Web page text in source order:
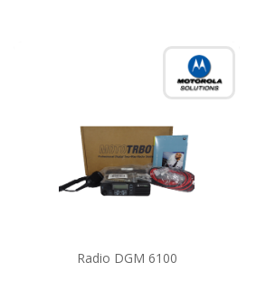
Radio DGM 6100